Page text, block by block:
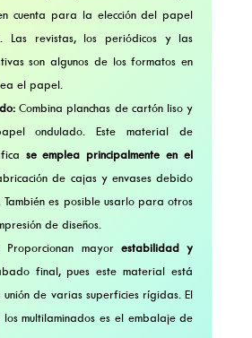
cuenta para la elección del papel
Las revistas, los periódicos y las
son algunos de los formatos en
el papel.
Combina planchas de cartón liso y
ondulado. Este material de
se emplea principalmente en el
de cajas y envases debido
También es posible usarlo para otros
de diseños.
Proporcionan mayor estabilidad y
final, pues este material está
de varias superficies rígidas. El
multilaminados es el embalaje de